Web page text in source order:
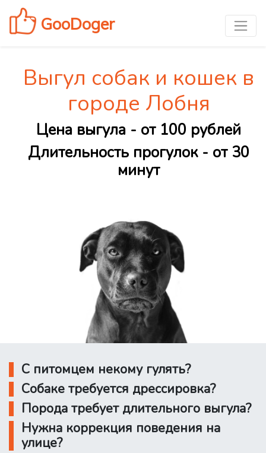
GooDoger
Выгул собак и кошек в
городе Лобня
Цена выгула - от 100 рублей
Длительность прогулок - от 30
минут
С питомцем некому гулять?
Собаке требуется дрессировка?
Порода требует длительного выгула?
Нужна коррекция поведения на
улице?